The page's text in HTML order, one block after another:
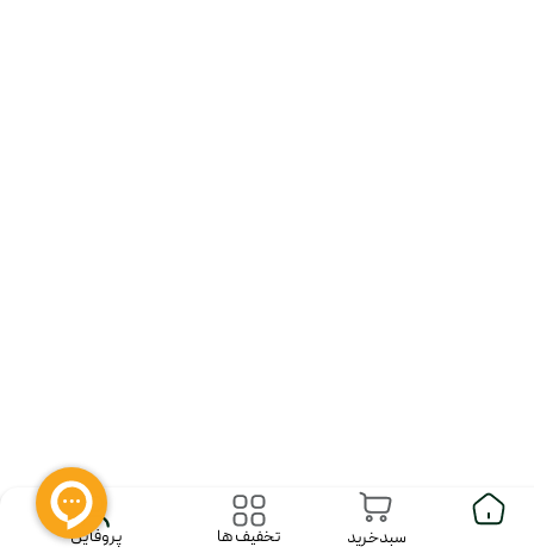
سبدخرید تخفیف ها پروفایل